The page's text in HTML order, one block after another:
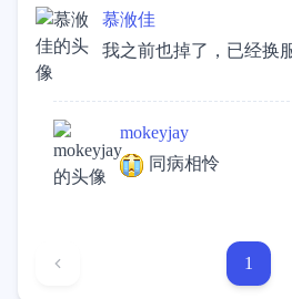
慕浟佳
我之前也掉了，已经换
mokeyjay
同病相怜
1